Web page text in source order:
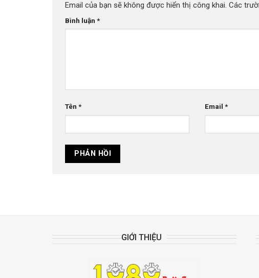
Email của bạn sẽ không được hiển thị công khai. Các
Bình luận *
Tên * Email*
GIỚI THIỆU